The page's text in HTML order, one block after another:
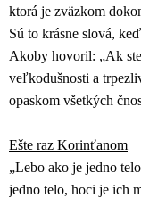
ktorá je zväzkom
Sú to krásne slová,
Akoby hovoril: „Ak
veľkodušnosti a
opaskom všetkých
Ešte raz Korinťanom
„Lebo ako je jedno
jedno telo, hoci je ich